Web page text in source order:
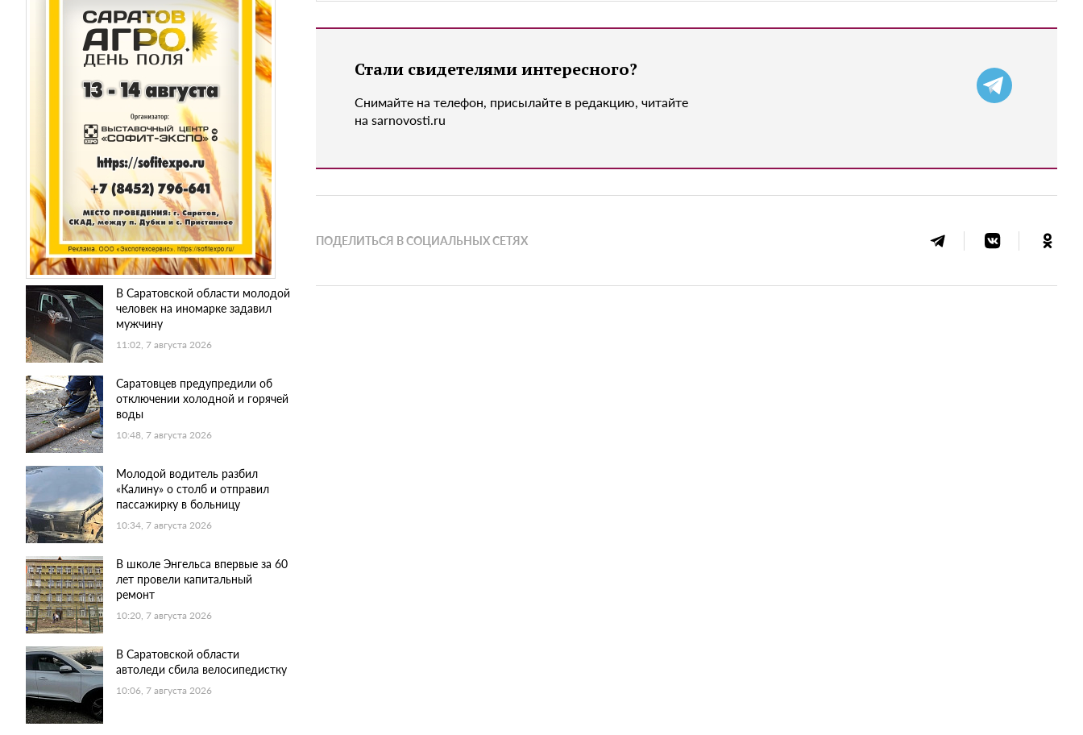
В Саратовской области молодой
человек на иномарке задавил
мужчину
11:02, 7 августа 2026
Саратовцев предупредили об
отключении холодной и горячей
воды
10:48, 7 августа 2026
Молодой водитель разбил
«Калину» о столб и отправил
пассажирку в больницу
10:34, 7 августа 2026
В школе Энгельса впервые за 60
лет провели капитальный
ремонт
10:20, 7 августа 2026
В Саратовской области
автоледи сбила велосипедистку
10:06, 7 августа 2026
Стали свидетелями интересного?
Снимайте на телефон, присылайте в редакцию, читайте
на sarnovosti.ru
ПОДЕЛИТЬСЯ В СОЦИАЛЬНЫХ СЕТЯХ